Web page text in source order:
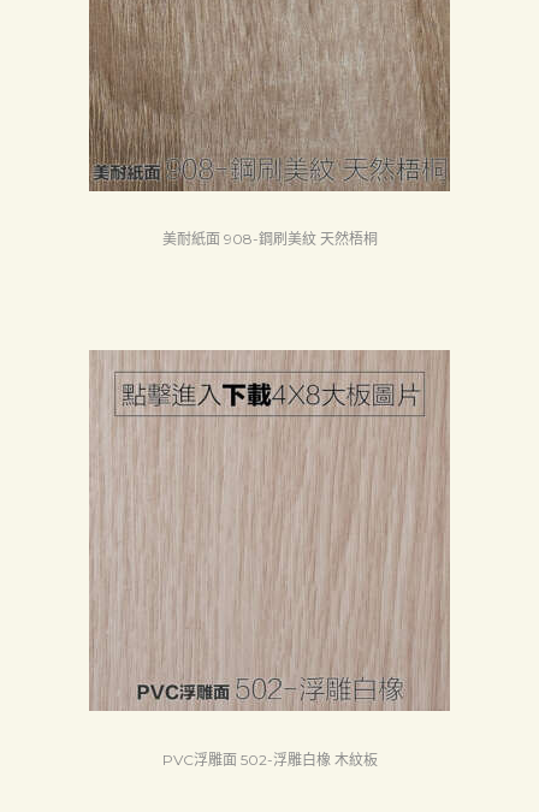
美耐紙面 908-鋼刷美紋 天然梧桐
PVC浮雕面 502-浮雕白橡 木紋板